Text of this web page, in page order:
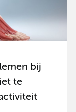
bij
te